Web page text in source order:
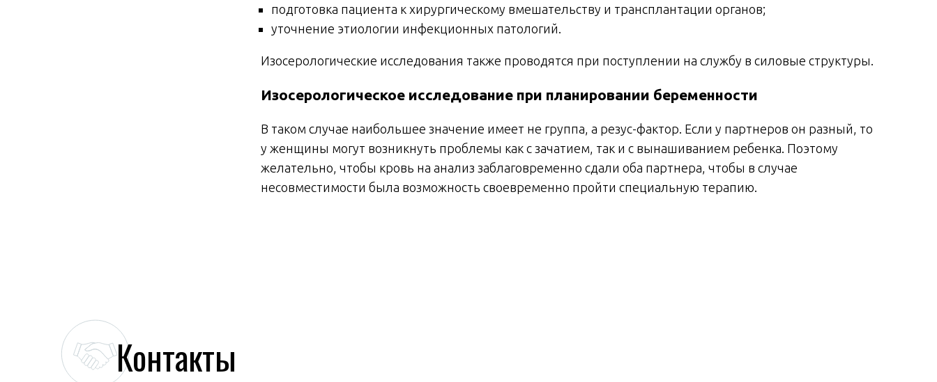
подготовка пациента к хирургическому вмешательству и трансплантации органов;
уточнение этиологии инфекционных патологий.
Изосерологические исследования также проводятся при поступлении на службу в силовые структуры.
Изосерологическое исследование при планировании беременности
В таком случае наибольшее значение имеет не группа, а резус-фактор. Если у партнеров он разный, то
у женщины могут возникнуть проблемы как с зачатием, так и с вынашиванием ребенка. Поэтому
желательно, чтобы кровь на анализ заблаговременно сдали оба партнера, чтобы в случае
несовместимости была возможность своевременно пройти специальную терапию.
Контакты